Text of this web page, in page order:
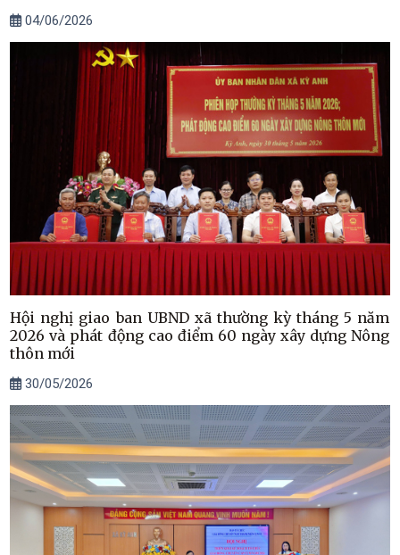
04/06/2026
Hội nghị giao ban UBND xã thường kỳ tháng 5 năm
2026 và phát động cao điểm 60 ngày xây dựng Nông
thôn mới
30/05/2026